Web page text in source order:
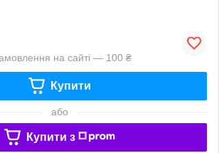
на сайті — 100 ₴
Купити
або
Купити з